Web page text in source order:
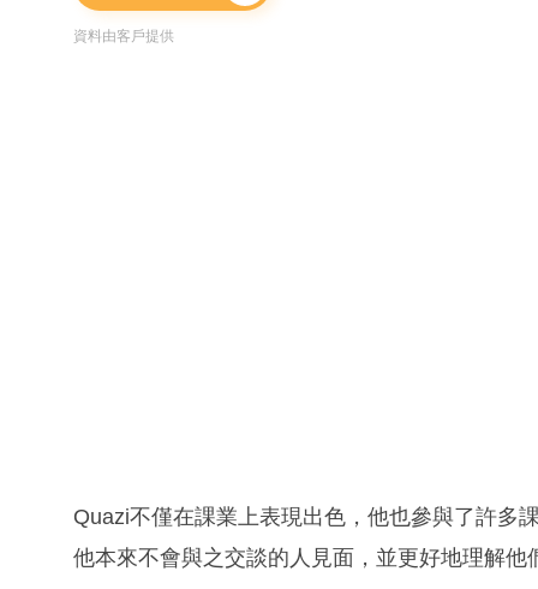
資料由客戶提供
Quazi不僅在課業上表現出色，他也參與了許多
他本來不會與之交談的人見面，並更好地理解他